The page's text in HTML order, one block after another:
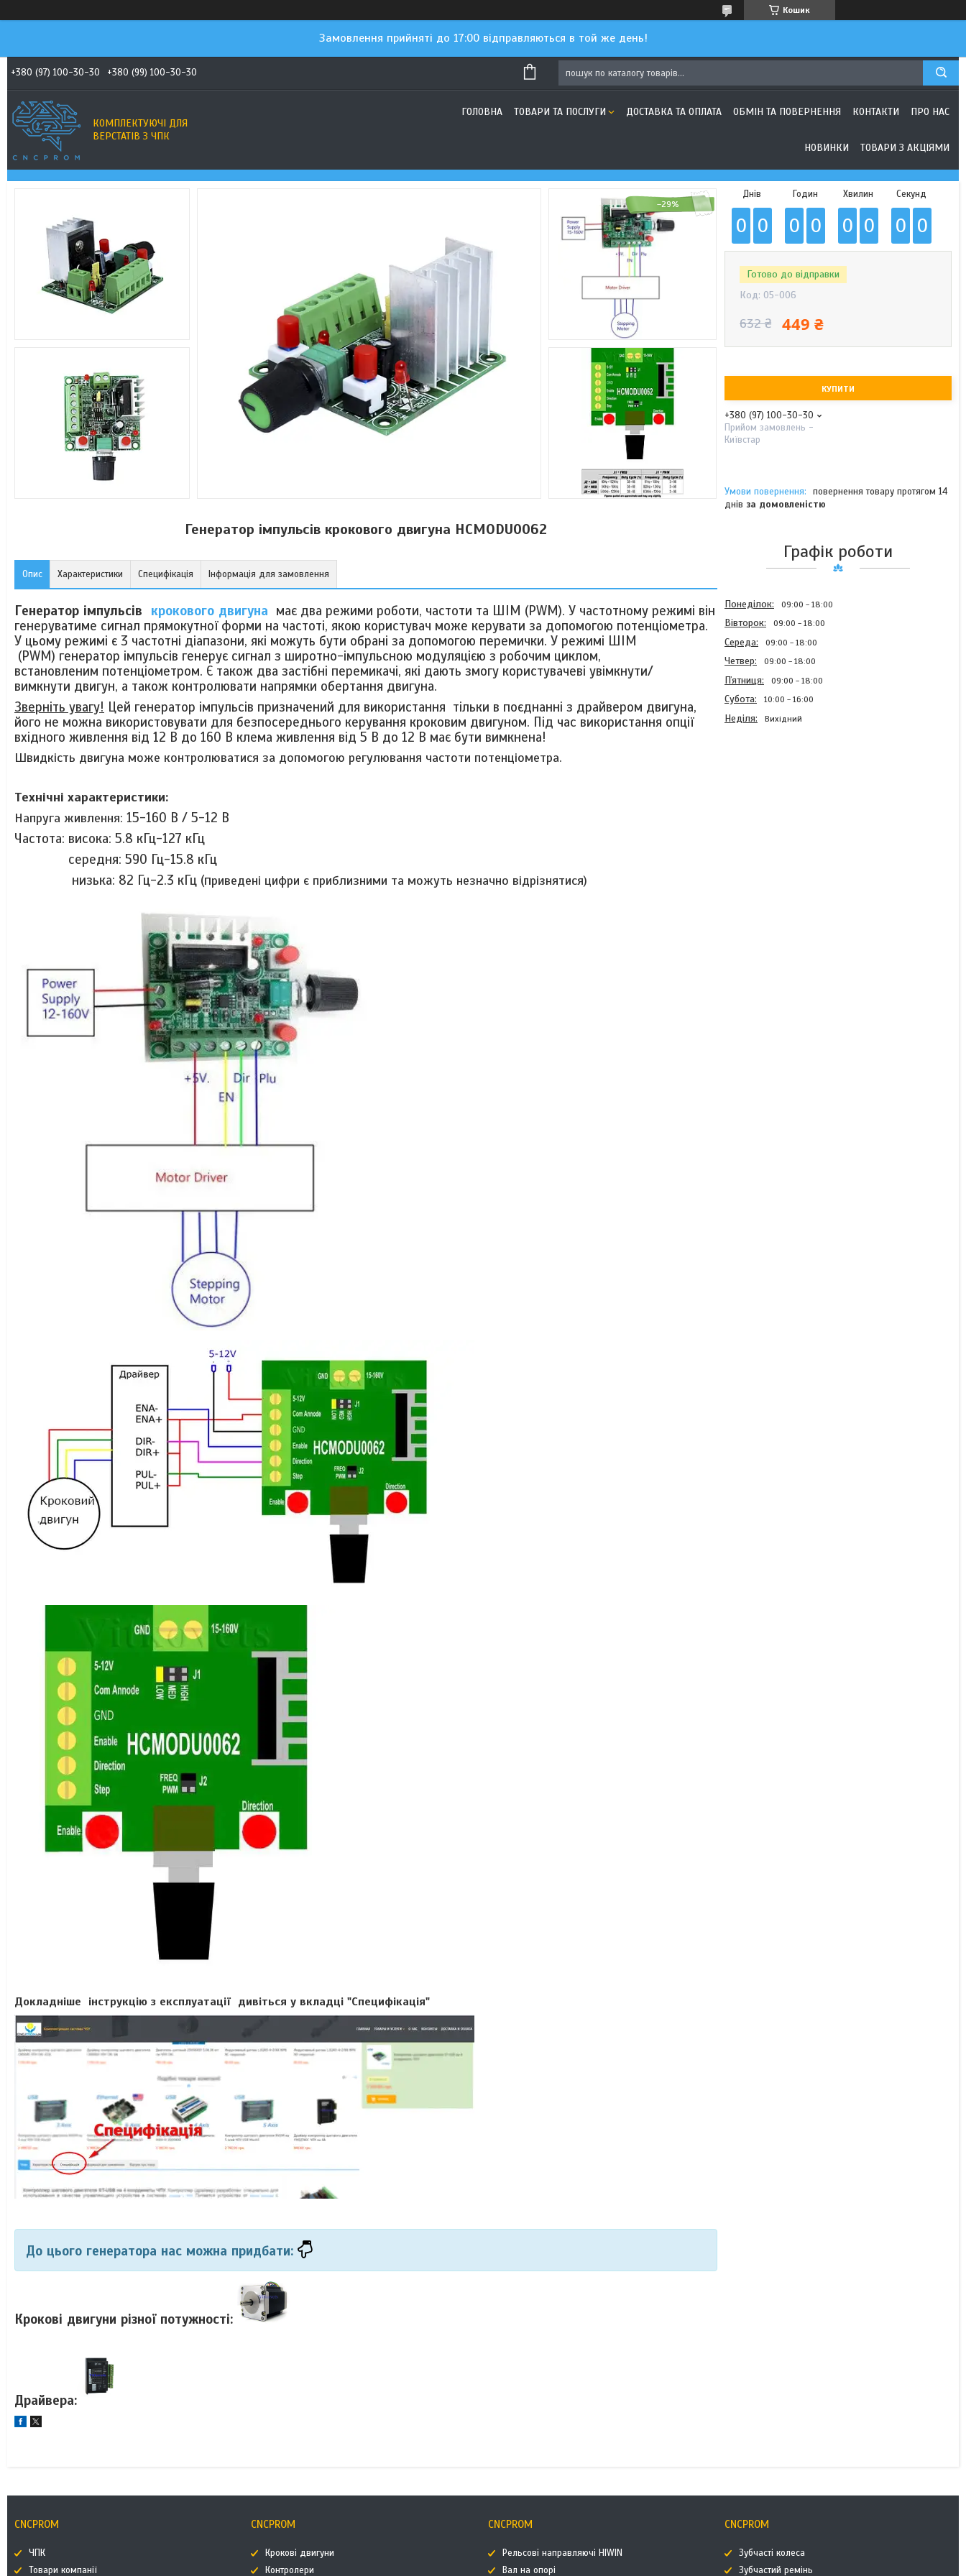
Кошик
Замовлення прийняті до 17:00 відправляються в той же день!
+380 (97) 100-30-30 +380 (99) 100-30-30
КОМПЛЕКТУЮЧІ ДЛЯ
ВЕРСТАТІВ З ЧПК
ГОЛОВНА ТОВАРИ ТА ПОСЛУГИ ДОСТАВКА ТА ОПЛАТА ОБМІН ТА ПОВЕРНЕННЯ КОНТАКТИ ПРО НАС
НОВИНКИ ТОВАРИ З АКЦІЯМИ
–29%
Генератор iмпульсiв крокового двигуна HCMODU0062
Опис Характеристики Специфікація Інформація для замовлення
Генератор імпульсів крокового двигуна має два режими роботи, частоти та ШІМ (PWM). У частотному режимі він
генеруватиме сигнал прямокутної форми на частоті, якою користувач може керувати за допомогою потенціометра.
У цьому режимі є 3 частотні діапазони, які можуть бути обрані за допомогою перемички. У режимі ШІМ
(PWM) генератор імпульсів генерує сигнал з широтно-імпульсною модуляцією з робочим циклом,
встановленим потенціометром. Є також два застібні перемикачі, які дають змогу користувачеві увімкнути/
вимкнути двигун, а також контролювати напрямки обертання двигуна.
Зверніть увагу! Цей генератор імпульсів призначений для використання тільки в поєднанні з драйвером двигуна,
його не можна використовувати для безпосереднього керування кроковим двигуном. Під час використання опції
вхідного живлення від 12 В до 160 В клема живлення від 5 В до 12 В має бути вимкнена!
Швидкість двигуна може контролюватися за допомогою регулювання частоти потенціометра.
Технічні характеристики:
Напруга живлення: 15-160 В / 5-12 В
Частота: висока: 5.8 кГц-127 кГц
середня: 590 Гц-15.8 кГц
низька: 82 Гц-2.3 кГц (приведені цифри є приблизними та можуть незначно відрізнятися)
Докладніше інструкцію з експлуатації дивіться у вкладці "Специфікація"
До цього генератора нас можна придбати:
Крокові двигуни різної потужності:
Драйвера:
Днів
0 0
Годин
0 0
Хвилин
0 0
Секунд
0 0
Готово до відправки
Код: 05-006
632 ₴ 449 ₴
КУПИТИ
+380 (97) 100-30-30
Прийом замовлень -
Київстар
повернення товару протягом 14
днів за домовленістю
Графік роботи
Понеділок 09:00 18:00
Вівторок 09:00 18:00
Середа 09:00 18:00
Четвер 09:00 18:00
Пʼятниця 09:00 18:00
Субота 10:00 16:00
Неділя Вихідний
CNCPROM
ЧПК
Товари компанії
CNCPROM
Крокові двигуни
Контролери
CNCPROM
Рельсові направляючі HIWIN
Вал на опорі
CNCPROM
Зубчасті колеса
Зубчастий ремінь